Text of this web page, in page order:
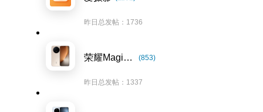
昨日总发帖：1736
荣耀Magic8系列 (853)
昨日总发帖：1337